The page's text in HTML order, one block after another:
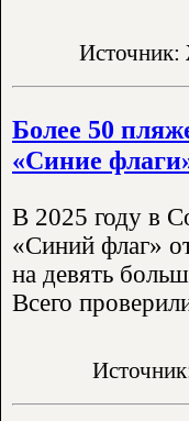
Источник:
Более 50
«Синие
В 2025 году в
«Синий флаг»
на девять
Всего